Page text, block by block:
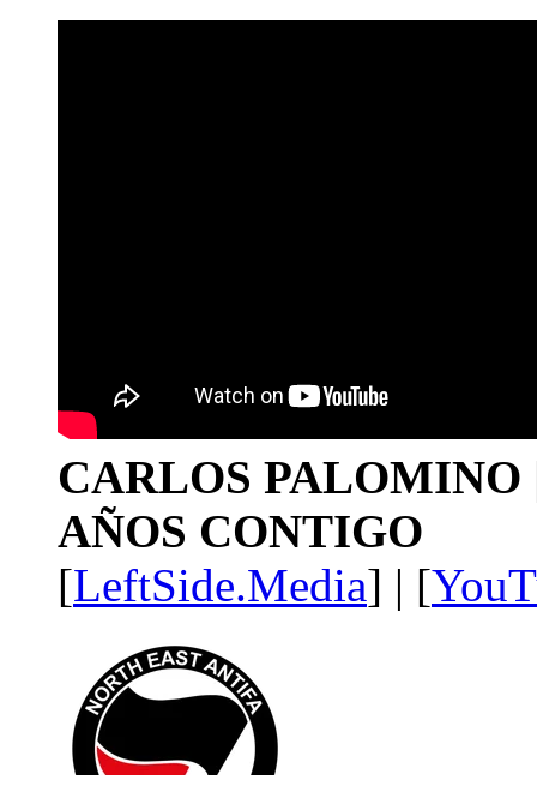
CARLOS PALOMINO
AÑOS CONTIGO
[LeftSide.Media] | [